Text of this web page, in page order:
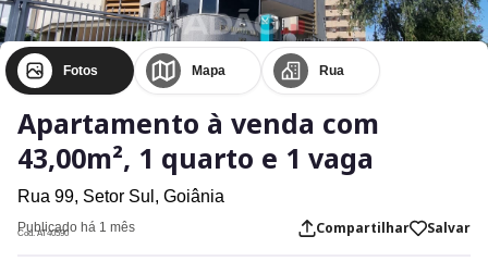
Fotos Mapa Rua
Apartamento à venda com
43,00m², 1 quarto e 1 vaga
Rua 99, Setor Sul, Goiânia
Publicado há 1 mês
Cod. AT40590 Compartilhar Salvar